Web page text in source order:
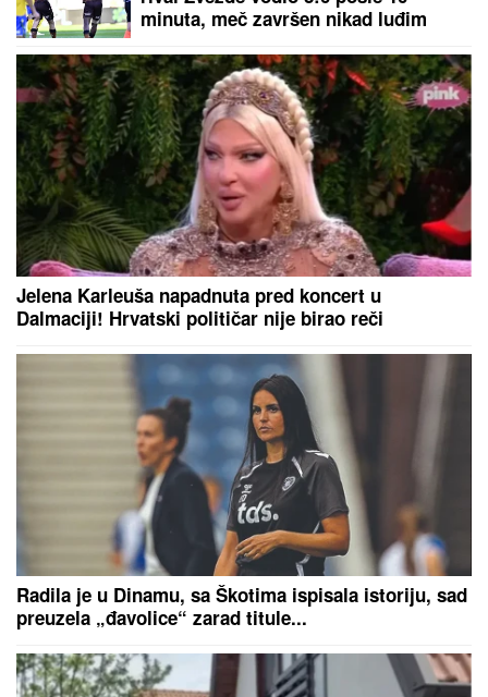
"NE UMIRE SE ZA LJUDIMA KOJI SU
PUCALI U TEBE"
oglašavanje Jovane Jeremić 5 dana
nakon veridbe Dragana Stankovića:
"Znali su šta rade"
(VIDEO) TRUDNA ANITA DOVEZLA LUKU NA PINK
Strasno se grle i ljube u kolima, ne pušta ga: Blista
pred porođaj